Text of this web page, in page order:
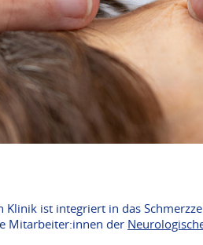
Klinik ist integriert in das
Mitarbeiter:innen der